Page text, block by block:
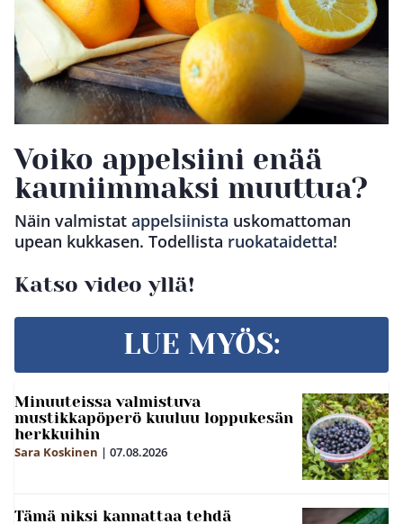
Voiko appelsiini enää
kauniimmaksi muuttua?
Näin valmistat appelsiinista uskomattoman
upean kukkasen. Todellista ruokataidetta!
Katso video yllä!
LUE MYÖS:
Minuuteissa valmistuva
mustikkapöperö kuuluu loppukesän
herkkuihin
Sara Koskinen | 07.08.2026
Tämä niksi kannattaa tehdä